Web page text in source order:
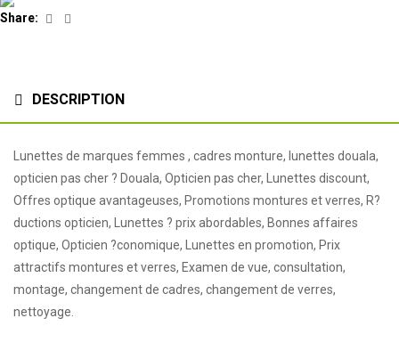
Share: Facebook
DESCRIPTION
Lunettes de marques femmes , cadres monture, lunettes douala,
opticien pas cher ? Douala, Opticien pas cher, Lunettes discount,
Offres optique avantageuses, Promotions montures et verres, R?
ductions opticien, Lunettes ? prix abordables, Bonnes affaires
optique, Opticien ?conomique, Lunettes en promotion, Prix
attractifs montures et verres, Examen de vue, consultation,
montage, changement de cadres, changement de verres,
nettoyage.